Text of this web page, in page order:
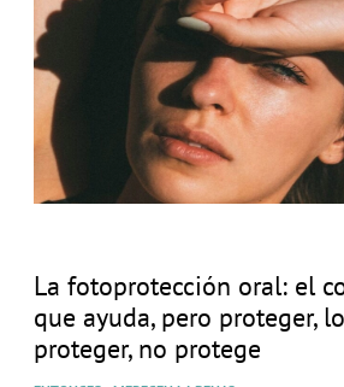
La fotoprotección oral: el
que ayuda, pero proteger,
proteger, no protege